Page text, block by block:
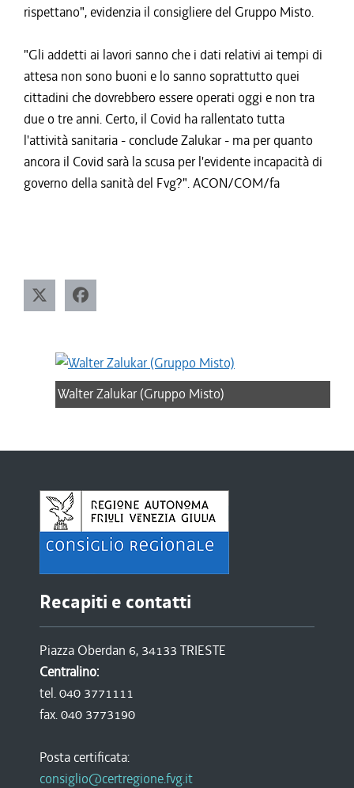
rispettano", evidenzia il consigliere del Gruppo Misto.
"Gli addetti ai lavori sanno che i dati relativi ai tempi di
attesa non sono buoni e lo sanno soprattutto quei
cittadini che dovrebbero essere operati oggi e non tra
due o tre anni. Certo, il Covid ha rallentato tutta
l'attività sanitaria - conclude Zalukar - ma per quanto
ancora il Covid sarà la scusa per l'evidente incapacità di
governo della sanità del Fvg?". ACON/COM/fa
Walter Zalukar (Gruppo Misto)
Recapiti e contatti
Piazza Oberdan 6, 34133 TRIESTE
Centralino:
tel. 040 3771111
fax. 040 3773190
Posta certificata:
consiglio@certregione.fvg.it